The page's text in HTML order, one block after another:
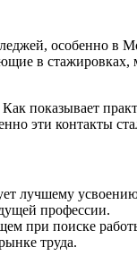
особенно в
в
показывает
эти контакты
лучшему
профессии.
при поиске
труда.